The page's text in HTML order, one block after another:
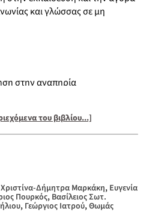
και γλώσσας σε μη
στην αναπηρία
στον εργασιακό χώρο στα
τους
σύγχρονες προκλήσεις στην
και δυνατότητες
και υποστήριξης
στην καθημερινότητα
δεξιότητες
(Phrasal verbs) από μη
του βιβλίου...]
Χριστίνα-Δήμητρα Μαρκάκη, Ευγενία
Πουρκός, Βασίλειος Σωτ.
, Γεώργιος Ιατρού,Θωμάς